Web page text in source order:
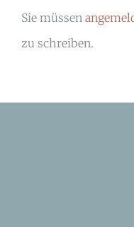
Sie müssen
zu schreiben.